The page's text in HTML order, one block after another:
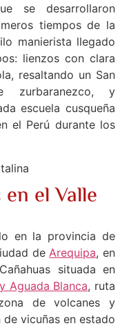
se desarrollaron
tiempos de la
manierista llegado
lienzos con clara
resaltando un San
zurbaranezco, y
escuela cusqueña
el Perú durante los
el Valle
en la provincia de
deArequipa, en
situada en
Aguada Blanca, ruta
de volcanes y
vicuñas en estado